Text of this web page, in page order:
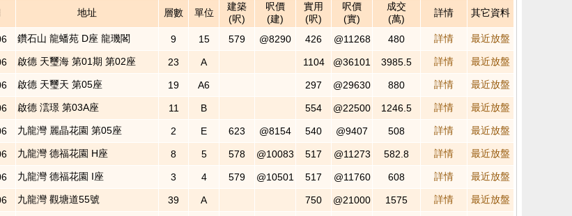
地址 層數 單位
建築
(呎)
呎價
(建)
實用
(呎)
呎價
(實)
成交
(萬)
詳情 其它資料
鑽石山 龍蟠苑 D座 龍璣閣 9 15 579 @8290 426 @11268 480 詳情 最近放盤
啟德 天璽海 第01期 第02座 23 A 1104 @36101 3985.5 詳情 最近放盤
啟德 天璽天 第05座 19 A6 297 @29630 880 詳情 最近放盤
啟德 澐璟 第03A座 11 B 554 @22500 1246.5 詳情 最近放盤
九龍灣 麗晶花園 第05座 2 E 623 @8154 540 @9407 508 詳情 最近放盤
九龍灣 德福花園 H座 8 5 578 @10083 517 @11273 582.8 詳情 最近放盤
九龍灣 德福花園 I座 3 4 579 @10501 517 @11760 608 詳情 最近放盤
九龍灣 觀塘道55號 39 A 750 @21000 1575 詳情 最近放盤